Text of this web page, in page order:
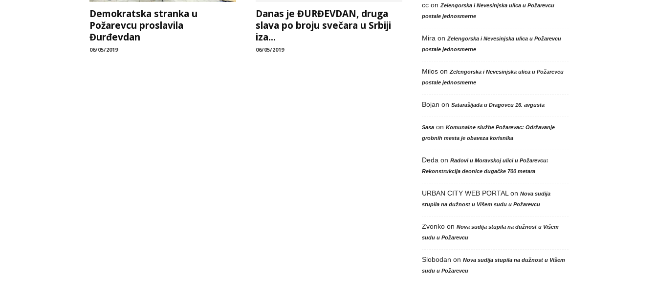
Demokratska stranka u
Požarevcu proslavila
Đurđevdan
06/05/2019
Danas je ĐURĐEVDAN, druga
slava po broju svečara u Srbiji
iza...
06/05/2019
ccon Zelengorska i Nevesinjska ulica u Požarevcu
postale jednosmerne
Mira on Zelengorska i Nevesinjska ulica u Požarevcu
postale jednosmerne
Miloson Zelengorska i Nevesinjska ulica u Požarevcu
postale jednosmerne
Bojan on Satarašijada u Dragovcu 16. avgusta
Sasaon Komunalne službe Požarevac: Održavanje
grobnih mesta je obaveza korisnika
Deda on Radovi u Moravskoj ulici u Požarevcu:
Rekonstrukcija deonice dugačke 700 metara
URBAN CITY WEB PORTAL on Nova sudija
stupila na dužnost u Višem sudu u Požarevcu
Zvonkoon Nova sudija stupila na dužnost u Višem
sudu u Požarevcu
Slobodan on Nova sudija stupila na dužnost u Višem
sudu u Požarevcu